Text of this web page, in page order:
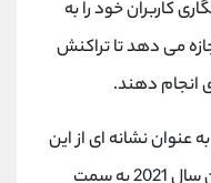
کاربران خود را به
می ‌دهد تا تراکنش
انجام دهند.
عنوان نشانه ای از این